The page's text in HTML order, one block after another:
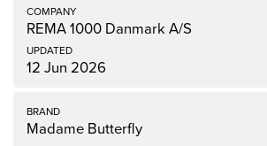
REMA 1000 Danmark A/S
12 Jun 2026
Madame Butterfly